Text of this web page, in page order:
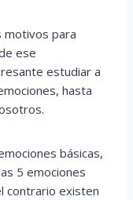
motivos para
ese
estudiar a
hasta
básicas,
5 emociones
contrario existen